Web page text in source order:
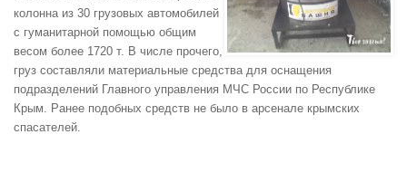
колонна из 30 грузовых автомобилей
с гуманитарной помощью общим
весом более 1720 т. В числе прочего,
груз составляли материальные средства для оснащения
подразделений Главного управления МЧС России по Республике
Крым. Ранее подобных средств не было в арсенале крымских
спасателей.